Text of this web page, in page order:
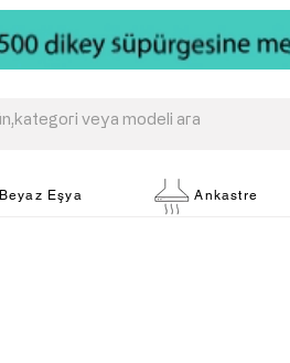
Beyaz Eşya Ankastre